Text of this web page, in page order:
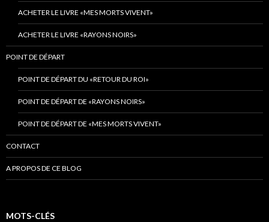
ACHETER LE LIVRE «MES MORTS VIVENT»
ACHETER LE LIVRE «RAYONS NOIRS»
POINT DE DÉPART
POINT DE DÉPART DU «RETOUR DU ROI»
POINT DE DÉPART DE «RAYONS NOIRS»
POINT DE DÉPART DE «MES MORTS VIVENT»
CONTACT
A PROPOS DE CE BLOG
MOTS-CLÉS